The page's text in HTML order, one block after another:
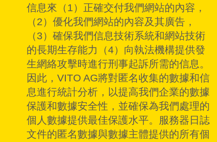
信息來（1）正確交付我們網站的內容，
（2）優化我們網站的內容及其廣告，
（3）確保我們信息技術系統和網站技術
的長期生存能力（4）向執法機構提供發
生網絡攻擊時進行刑事起訴所需的信息。
因此，VITO AG將對匿名收集的數據和信
息進行統計分析，以提高我們企業的數據
保護和數據安全性，並確保為我們處理的
個人數據提供最佳保護水平。服務器日誌
文件的匿名數據與數據主體提供的所有個